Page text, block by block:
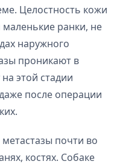
Целостность кожи
маленькие ранки, не
наружного
проникают в
этой стадии
после операции
почти во
костях. Собаке